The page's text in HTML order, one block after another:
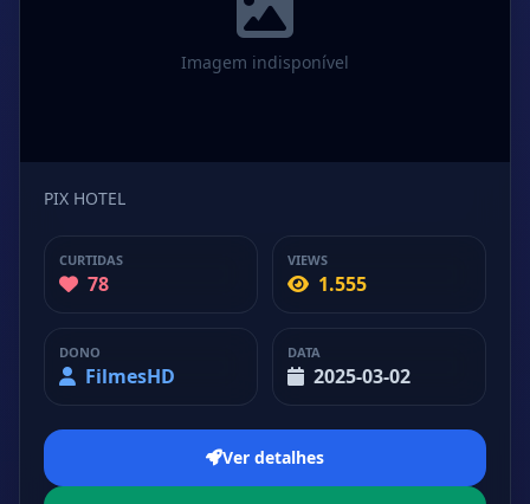
Imagem indisponível
PIX HOTEL
CURTIDAS
78
VIEWS
1.555
DONO
FilmesHD
DATA
2025-03-02
Ver detalhes